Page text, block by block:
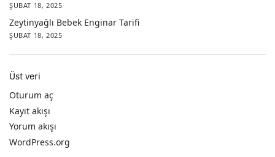
ŞUBAT 18, 2025
Zeytinyağlı Bebek Enginar Tarifi
ŞUBAT 18, 2025
Üst veri
Oturum aç
Kayıt akışı
Yorum akışı
WordPress.org